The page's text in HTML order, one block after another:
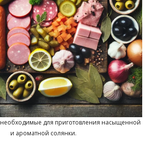
для приготовления насыщенной
и ароматной солянки.